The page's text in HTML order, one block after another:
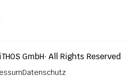
GmbH· All Rights Reserved
Datenschutz